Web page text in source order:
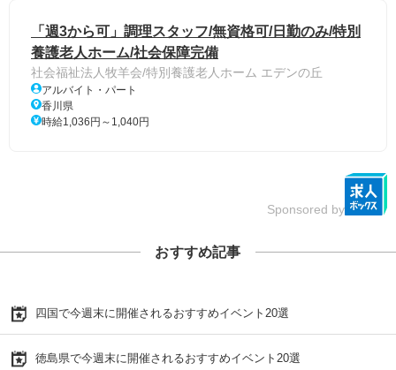
「週3から可」調理スタッフ/無資格可/日勤のみ/特別
養護老人ホーム/社会保障完備
社会福祉法人牧羊会/特別養護老人ホーム エデンの丘
アルバイト・パート
香川県
時給1,036円～1,040円
Sponsored by
おすすめ記事
四国で今週末に開催されるおすすめイベント20選
徳島県で今週末に開催されるおすすめイベント20選